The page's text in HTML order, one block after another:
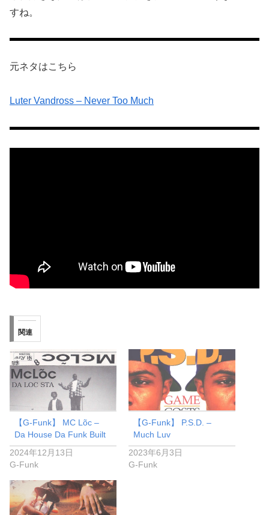
すね。
元ネタはこちら
Luter Vandross – Never Too Much
関連
【G-Funk】 MC Lõc –
Da House Da Funk Built
2024年12月13日
G-Funk
【G-Funk】 P.S.D. –
Much Luv
2023年6月3日
G-Funk